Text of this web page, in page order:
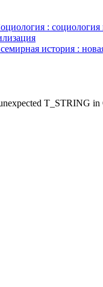
: социология
история :
T_STRING